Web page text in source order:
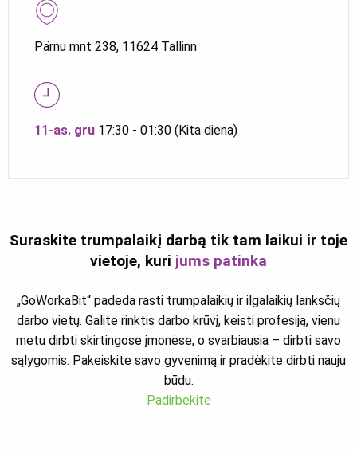
Pärnu mnt 238, 11624 Tallinn
11-as. gru 17:30 - 01:30 (Kita diena)
Suraskite trumpalaikį darbą tik tam laikui ir toje
vietoje, kuri jums patinka
„GoWorkaBit“ padeda rasti trumpalaikių ir ilgalaikių lanksčių
darbo vietų. Galite rinktis darbo krūvį, keisti profesiją, vienu
metu dirbti skirtingose įmonėse, o svarbiausia – dirbti savo
sąlygomis. Pakeiskite savo gyvenimą ir pradėkite dirbti nauju
būdu.
Padirbėkite